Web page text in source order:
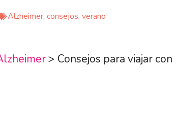
Alzheimer, consejos, verano
> Consejos para viajar